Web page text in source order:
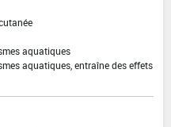
aquatiques
aquatiques, entraîne des effets